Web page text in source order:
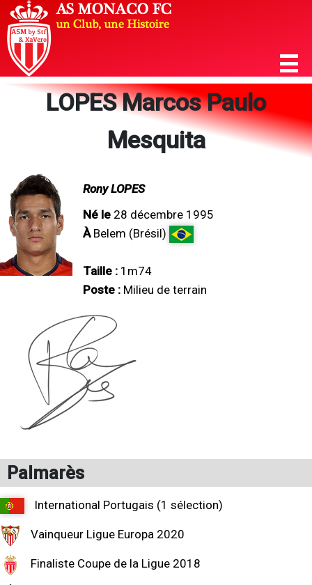
LOPES Marcos Paulo
Mesquita
Rony LOPES
Né le 28 décembre 1995
ÀBelem (Brésil)
Taille : 1m74
Poste : Milieu de terrain
Palmarès
International Portugais (1 sélection)
Vainqueur Ligue Europa 2020
Finaliste Coupe de la Ligue 2018